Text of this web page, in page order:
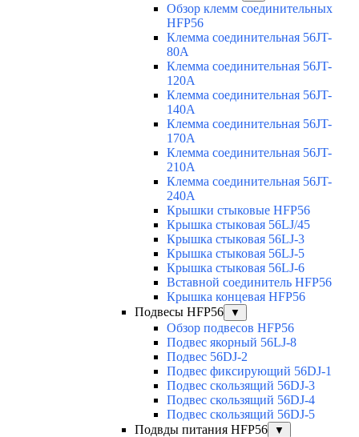
Обзор клемм соединительных
HFP56
Клемма соединительная 56JT-
80A
Клемма соединительная 56JT-
120A
Клемма соединительная 56JT-
140A
Клемма соединительная 56JT-
170A
Клемма соединительная 56JT-
210A
Клемма соединительная 56JT-
240A
Крышки стыковые HFP56
Крышка стыковая 56LJ/45
Крышка стыковая 56LJ-3
Крышка стыковая 56LJ-5
Крышка стыковая 56LJ-6
Вставной соединитель HFP56
Крышка концевая HFP56
Подвесы HFP56
▼
Обзор подвесов HFP56
Подвес якорный 56LJ-8
Подвес 56DJ-2
Подвес фиксирующий 56DJ-1
Подвес скользящий 56DJ-3
Подвес скользящий 56DJ-4
Подвес скользящий 56DJ-5
Подвды питания HFP56
▼